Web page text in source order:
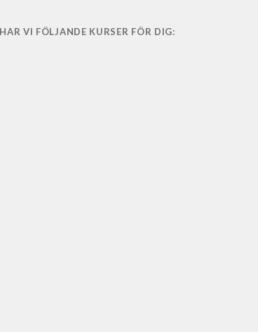
VI FÖLJANDE KURSER FÖR DIG: